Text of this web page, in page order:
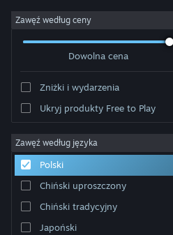
Zaloguj się
Społeczność
Informacje
Wsparcie
Zmień język
Zawęź według ceny
Dowolna cena
Zniżki i wydarzenia
Ukryj produkty Free to Play
Zawęź według języka
Polski
Chiński uproszczony
Chiński tradycyjny
Japoński
Producent: Manuel Riecke
Sortuj według:
Liczba wyników pasujących do twojego
uwzględniono 1 tytułu na podstawie